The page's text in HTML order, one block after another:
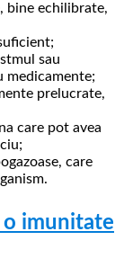
bine echilibrate,
sau
medicamente;
prelucrate,
care pot avea
care
imunitate